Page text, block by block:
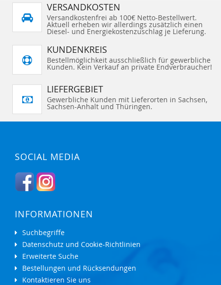
VERSANDKOSTEN
Versandkostenfrei ab 100€ Netto-Bestellwert.
Aktuell erheben wir allerdings zusätzlich einen
Diesel- und Energiekostenzuschlag je Lieferung.
KUNDENKREIS
Bestellmöglichkeit ausschließlich für gewerbliche
Kunden. Kein Verkauf an private Endverbraucher!
LIEFERGEBIET
Gewerbliche Kunden mit Lieferorten in Sachsen,
Sachsen-Anhalt und Thüringen.
SOCIAL MEDIA
INFORMATIONEN
Suchbegriffe
Datenschutz und Cookie-Richtlinien
Erweiterte Suche
Bestellungen und Rücksendungen
Kontaktieren Sie uns